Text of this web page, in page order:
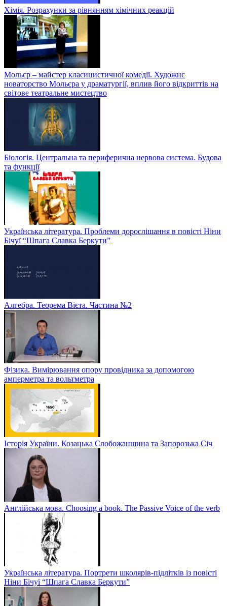
Хімія. Розрахунки за рівнянням хімічних реакцій
Мольєр – майстер класицистичної комедії. Художнє
новаторство Мольєра у драматургії, вплив його відкриттів на
світове театральне мистецтво
Біологія. Центральна та периферична нервова система. Будова
та функції
Українська література. Проблеми дорослішання в повісті Ніни
Бічуї “Шпага Славка Беркути”
Алгебра. Теорема Вієта. Частина №2
Фізика. Вимірювання опору провідника за допомогою
амперметра та вольтметра
Історія України. Козацька Слобожанщина та Запорозька Січ
Англійська мова. Choosing a book. The Passive Voice of the verb
Українська література. Портрети школярів-підлітків із повісті
Ніни Бічуї “Шпага Славка Беркути”